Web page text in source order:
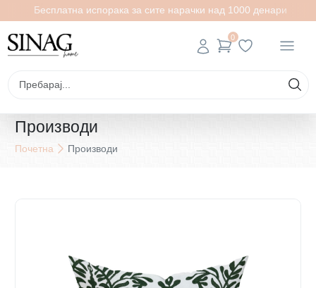
Бесплатна испорака за сите нарачки над 1000 денари
0
Производи
Почетна Производи